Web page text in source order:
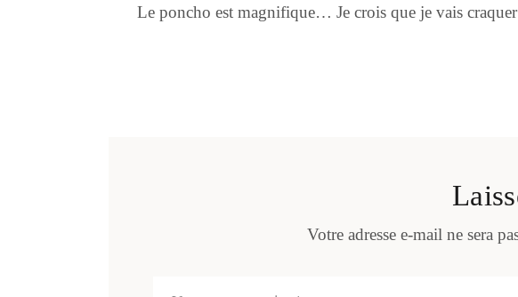
Le poncho est magnifique… Je crois que je vais
Votre adresse e-mail ne sera